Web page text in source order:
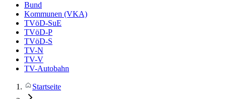
Bund
Kommunen (VKA)
TVöD-SuE
TVöD-P
TVöD-S
TV-N
TV-V
TV-Autobahn
Startseite